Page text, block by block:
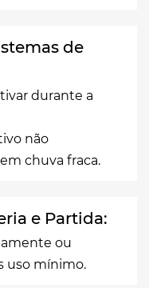
de
durante a
não
chuva fraca.
e Partida:
ou
uso mínimo.